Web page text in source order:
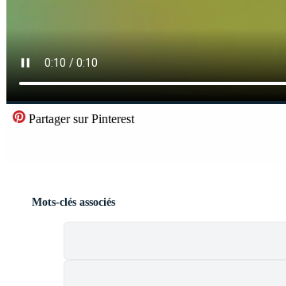
Partager sur Pinterest
Mots-clés associés